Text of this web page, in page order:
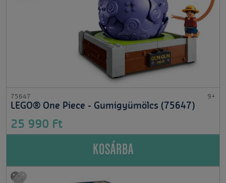
75647 9+
LEGO® One Piece - Gumigyümölcs (75647)
25 990 Ft
KOSÁRBA